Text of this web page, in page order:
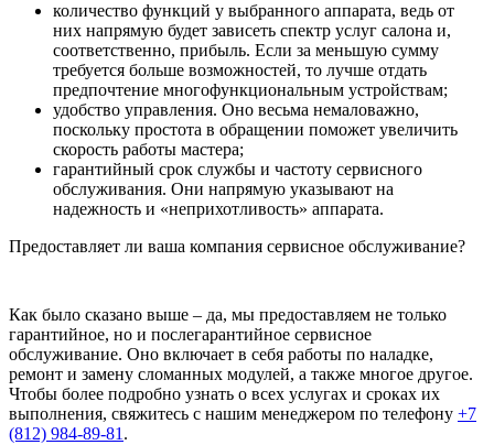
количество функций у выбранного аппарата, ведь от
них напрямую будет зависеть спектр услуг салона и,
соответственно, прибыль. Если за меньшую сумму
требуется больше возможностей, то лучше отдать
предпочтение многофункциональным устройствам;
удобство управления. Оно весьма немаловажно,
поскольку простота в обращении поможет увеличить
скорость работы мастера;
гарантийный срок службы и частоту сервисного
обслуживания. Они напрямую указывают на
надежность и «неприхотливость» аппарата.
Предоставляет ли ваша компания сервисное обслуживание?
Как было сказано выше – да, мы предоставляем не только
гарантийное, но и послегарантийное сервисное
обслуживание. Оно включает в себя работы по наладке,
ремонт и замену сломанных модулей, а также многое другое.
Чтобы более подробно узнать о всех услугах и сроках их
выполнения, свяжитесь с нашим менеджером по телефону +7
(812) 984-89-81.